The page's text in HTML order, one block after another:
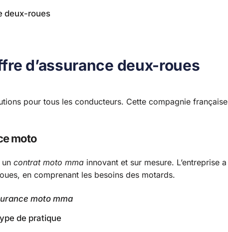
deux-roues
d’assurance deux-roues
pour tous les conducteurs. Cette compagnie française
moto
contrat moto mma innovant et sur mesure. L’entreprise a
en comprenant les besoins des motards.
moto mma
de pratique